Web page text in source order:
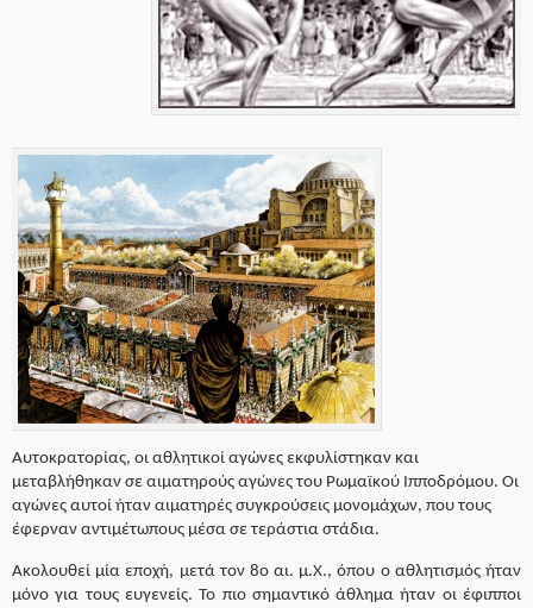
Αυτοκρατορίας, οι αθλητικοί αγώνες εκφυλίστηκαν και
μεταβλήθηκαν σε αιματηρούς αγώνες του Ρωμαϊκού Ιπποδρόμου. Οι
αγώνες αυτοί ήταν αιματηρές συγκρούσεις μονομάχων, που τους
έφερναν αντιμέτωπους μέσα σε τεράστια στάδια.
Ακολουθεί μία εποχή, μετά τον 8ο αι. μ.Χ., όπου ο αθλητισμός ήταν
μόνο για τους ευγενείς. Το πιο σημαντικό άθλημα ήταν οι έφιπποι